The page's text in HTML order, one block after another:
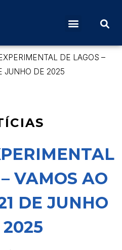
DE LAGOS –
JUNHO DE 2025
VAMOS AO
DE JUNHO
2025